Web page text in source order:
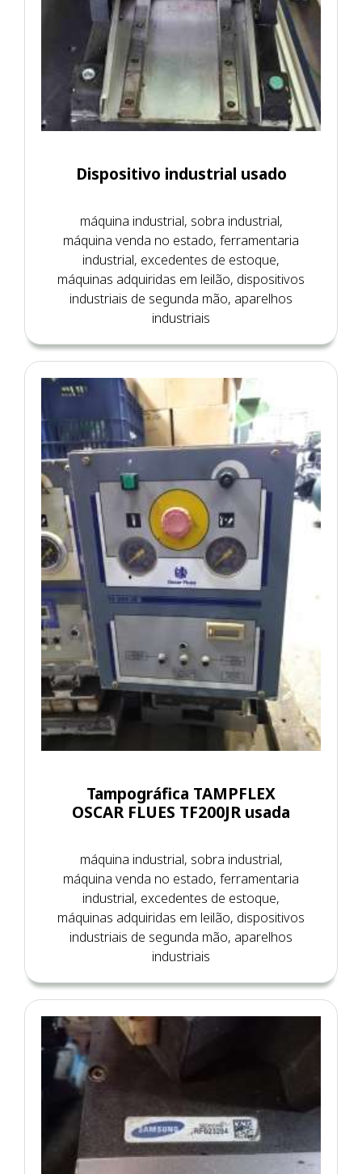
Dispositivo industrial usado
máquina industrial, sobra industrial,
máquina venda no estado, ferramentaria
industrial, excedentes de estoque,
máquinas adquiridas em leilão, dispositivos
industriais de segunda mão, aparelhos
industriais
Tampográfica TAMPFLEX
OSCAR FLUES TF200JR usada
máquina industrial, sobra industrial,
máquina venda no estado, ferramentaria
industrial, excedentes de estoque,
máquinas adquiridas em leilão, dispositivos
industriais de segunda mão, aparelhos
industriais